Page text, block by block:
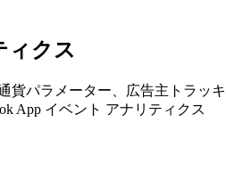
ィクス
貨パラメーター、広告主トラッキ
App イベント アナリティクス